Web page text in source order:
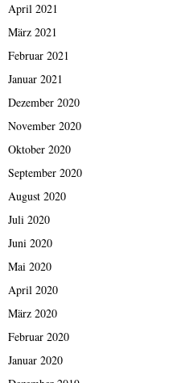
April 2021
März 2021
Februar 2021
Januar 2021
Dezember 2020
November 2020
Oktober 2020
September 2020
August 2020
Juli 2020
Juni 2020
Mai 2020
April 2020
März 2020
Februar 2020
Januar 2020